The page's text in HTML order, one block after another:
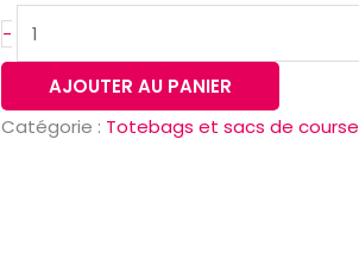
-
AJOUTER AU PANIER
Catégorie : Totebags et sacs de course